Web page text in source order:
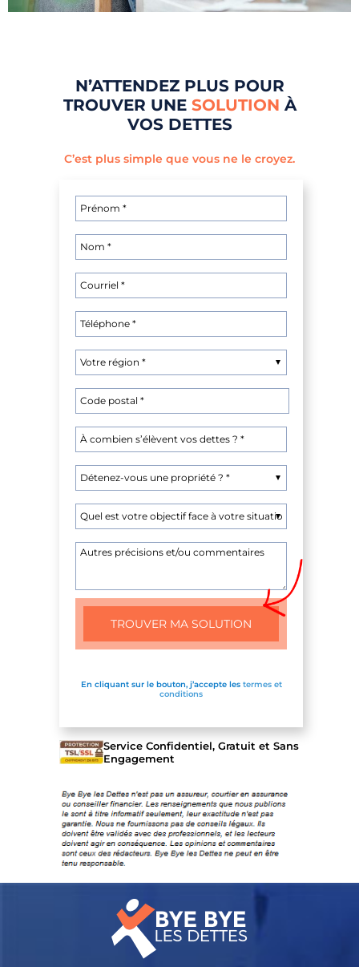
N’ATTENDEZ PLUS POUR
TROUVER UNE SOLUTION À
VOS DETTES
C’est plus simple que vous ne le croyez.
En cliquant sur le bouton, j’accepte les termes et
conditions
Service Confidentiel, Gratuit et Sans
Engagement